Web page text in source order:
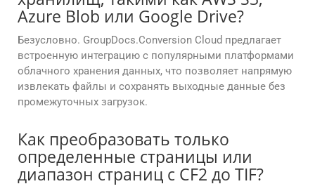
Azure Blob или Google Drive?
Безусловно. GroupDocs.Conversion Cloud предлагает
встроенную интеграцию с популярными платформами
облачного хранения данных, что позволяет напрямую
извлекать файлы и сохранять выходные данные без
промежуточных загрузок.
Как преобразовать только
определенные страницы или
диапазон страниц с CF2 до TIF?